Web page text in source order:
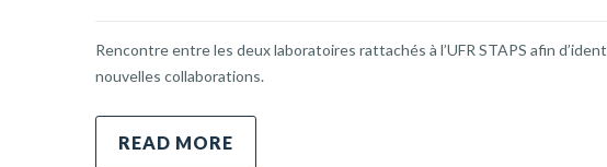
Rencontre entre les deux laboratoires rattachés à l’UFR STAPS afin
nouvelles collaborations.
READ MORE